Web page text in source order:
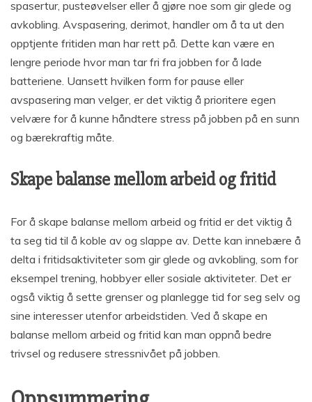
spasertur, pusteøvelser eller å gjøre noe som gir glede og
avkobling. Avspasering, derimot, handler om å ta ut den
opptjente fritiden man har rett på. Dette kan være en
lengre periode hvor man tar fri fra jobben for å lade
batteriene. Uansett hvilken form for pause eller
avspasering man velger, er det viktig å prioritere egen
velvære for å kunne håndtere stress på jobben på en sunn
og bærekraftig måte.
Skape balanse mellom arbeid og fritid
For å skape balanse mellom arbeid og fritid er det viktig å
ta seg tid til å koble av og slappe av. Dette kan innebære å
delta i fritidsaktiviteter som gir glede og avkobling, som for
eksempel trening, hobbyer eller sosiale aktiviteter. Det er
også viktig å sette grenser og planlegge tid for seg selv og
sine interesser utenfor arbeidstiden. Ved å skape en
balanse mellom arbeid og fritid kan man oppnå bedre
trivsel og redusere stressnivået på jobben.